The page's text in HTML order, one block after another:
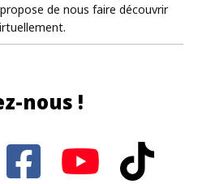
de nous faire découvrir
nous !